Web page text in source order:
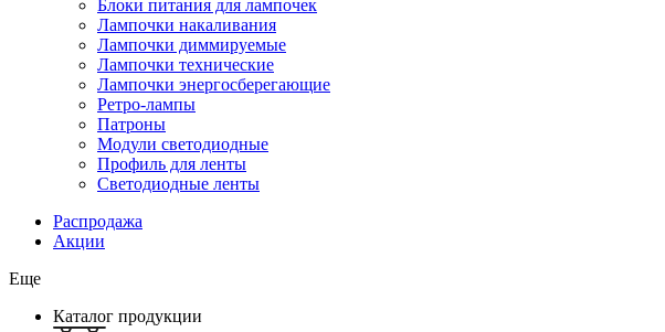
Блоки питания для лампочек
Лампочки накаливания
Лампочки диммируемые
Лампочки технические
Лампочки энергосберегающие
Ретро-лампы
Патроны
Модули светодиодные
Профиль для ленты
Светодиодные ленты
Распродажа
Акции
Еще
Каталог продукции